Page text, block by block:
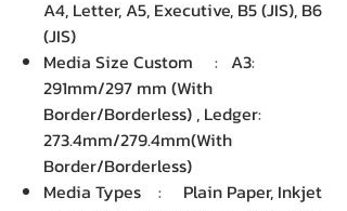
A4, Letter, A5, Executive, B5 (JIS), B6
(JIS)
Media Size Custom : A3:
291mm/297 mm (With
Border/Borderless) , Ledger:
273.4mm/279.4mm(With
Border/Borderless)
Media Types : Plain Paper, Inkjet